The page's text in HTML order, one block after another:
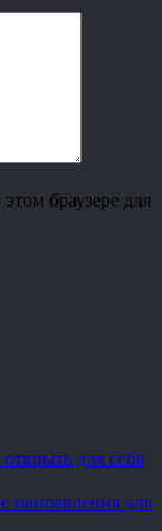
браузере для
для себя
направления для